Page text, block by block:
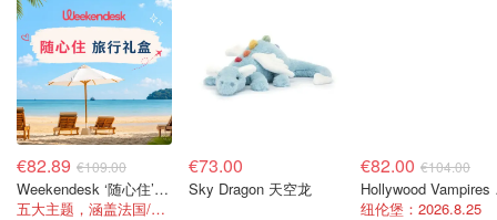
€82.89 €109.00
Weekendesk ‘随心住’旅行礼盒
五大主题，涵盖法国/欧洲上千家酒店！！
€73.00
Sky Dragon 天空龙
€82.00 €104.00
纽伦堡：2026.8.25